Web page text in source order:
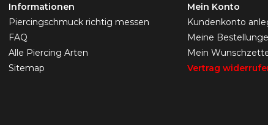
Informationen
Piercingschmuck richtig messen
FAQ
Alle Piercing Arten
Sitemap
Mein Konto
Kundenkonto
Meine
Mein
Vertrag